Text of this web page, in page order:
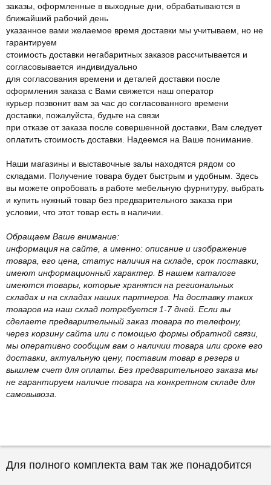
заказы, оформленные в выходные дни, обрабатываются в
ближайший рабочий день
указанное вами желаемое время доставки мы учитываем, но не
гарантируем
стоимость доставки негабаритных заказов рассчитывается и
согласовывается индивидуально
для согласования времени и деталей доставки после
оформления заказа с Вами свяжется наш оператор
курьер позвонит вам за час до согласованного времени
доставки, пожалуйста, будьте на связи
при отказе от заказа после совершенной доставки, Вам следует
оплатить стоимость доставки. Надеемся на Ваше понимание.
Наши магазины и выставочные залы находятся рядом со
складами. Получение товара будет быстрым и удобным. Здесь
вы можете опробовать в работе мебельную фурнитуру, выбрать
и купить нужный товар без предварительного заказа при
условии, что этот товар есть в наличии.
Обращаем Ваше внимание:
информация на сайте, а именно: описание и изображение
товара, его цена, статус наличия на складе, срок поставки,
имеют информационный характер. В нашем каталоге
имеются товары, которые хранятся на региональных
складах и на складах наших партнеров. На доставку таких
товаров на наш склад потребуется 1-7 дней. Если вы
сделаете предварительный заказ товара по телефону,
через корзину сайта или с помощью формы обратной связи,
мы оперативно сообщим вам о наличии товара или сроке его
доставки, актуальную цену, поставим товар в резерв и
вышлем счет для оплаты. Без предварительного заказа мы
не гарантируем наличие товара на конкретном складе для
самовывоза.
Для полного комплекта вам так же понадобится